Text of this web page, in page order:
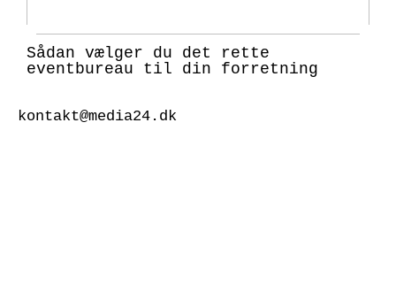
Sådan vælger du det rette
eventbureau til din forretning
kontakt@media24.dk